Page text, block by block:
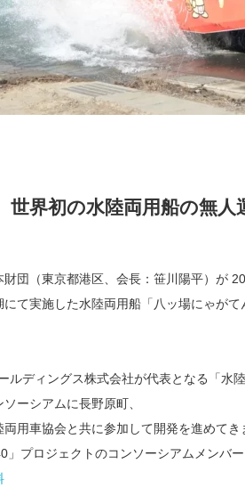
世界初の水陸両用船の無
団（東京都港区、会長：笹川陽平）が
にて実施した水陸両用船「八ッ場にゃが
ルディングス株式会社が代表となる「水
ーシアムに長野原町、
用車協会と共に参加して開発を進めてき
」プロジェクトのコンソーシアムメンバ